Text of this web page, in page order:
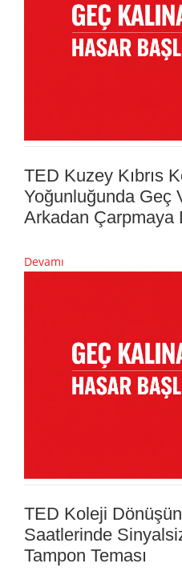
TED Kuzey Kıbrıs
Yoğunluğunda Geç
Arkadan Çarpmaya
Devamı
TED Koleji
Saatlerinde
Tampon Teması